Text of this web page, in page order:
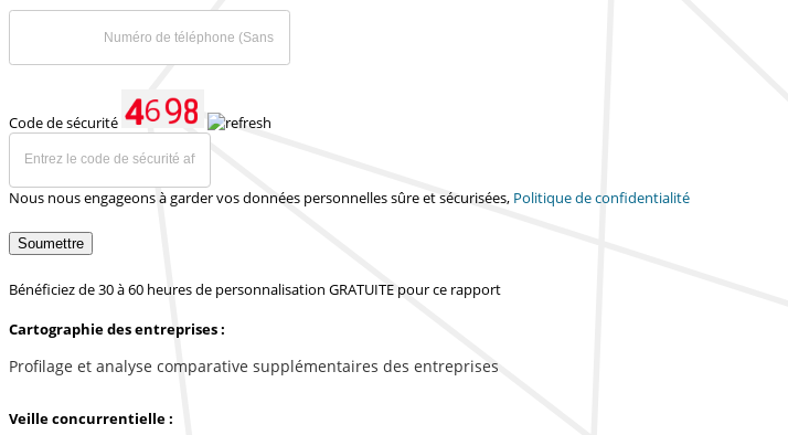
Code de sécurité
Nous nous engageons à garder vos données personnelles sûre et sécurisées, Politique de confidentialité
Soumettre
Bénéficiez de 30 à 60 heures de personnalisation GRATUITE pour ce rapport
Cartographie des entreprises :
Profilage et analyse comparative supplémentaires des entreprises
Veille concurrentielle :